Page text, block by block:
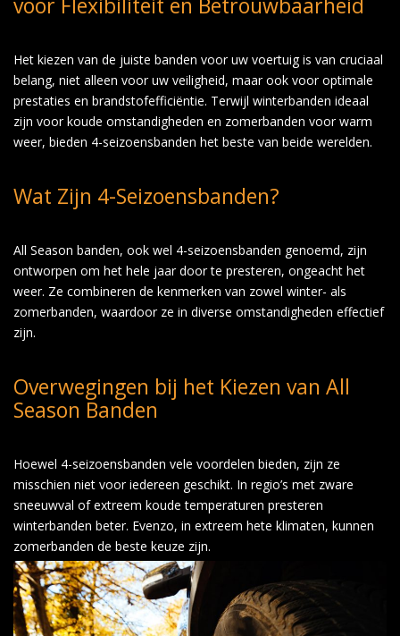
Het kiezen van de juiste banden voor uw voertuig is van cruciaal
belang, niet alleen voor uw veiligheid, maar ook voor optimale
prestaties en brandstofefficiëntie. Terwijl winterbanden ideaal
zijn voor koude omstandigheden en zomerbanden voor warm
weer, bieden 4-seizoensbanden het beste van beide werelden.
Wat Zijn 4-Seizoensbanden?
All Season banden, ook wel 4-seizoensbanden genoemd, zijn
ontworpen om het hele jaar door te presteren, ongeacht het
weer. Ze combineren de kenmerken van zowel winter- als
zomerbanden, waardoor ze in diverse omstandigheden effectief
zijn.
Overwegingen bij het Kiezen van All
Season Banden
Hoewel 4-seizoensbanden vele voordelen bieden, zijn ze
misschien niet voor iedereen geschikt. In regio’s met zware
sneeuwval of extreem koude temperaturen presteren
winterbanden beter. Evenzo, in extreem hete klimaten, kunnen
zomerbanden de beste keuze zijn.